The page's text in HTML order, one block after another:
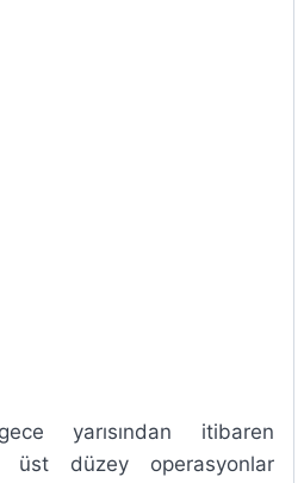
yarısından itibaren
üst düzey operasyonlar